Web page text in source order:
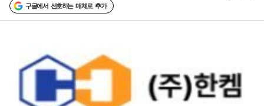
구글에서 선호하는 매체로 추가